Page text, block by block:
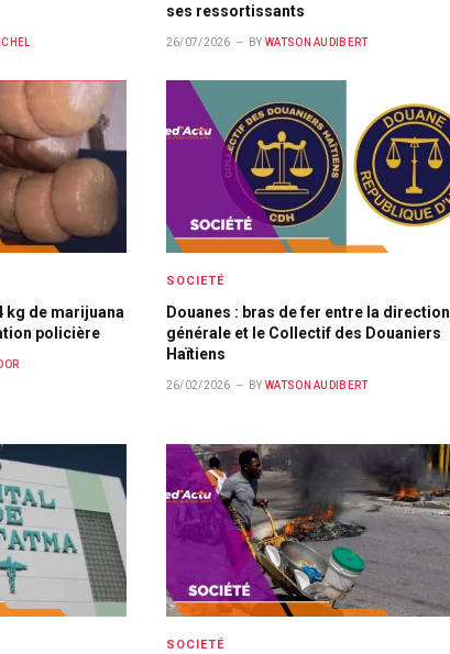
ses ressortissants
26/07/2026 BY WATSON AUDIBERT
kg de marijuana
policière
SOCIETÉ
Douanes : bras de fer entre la direction
générale et le Collectif des Douaniers
Haïtiens
26/02/2026 BY WATSON AUDIBERT
SOCIETÉ